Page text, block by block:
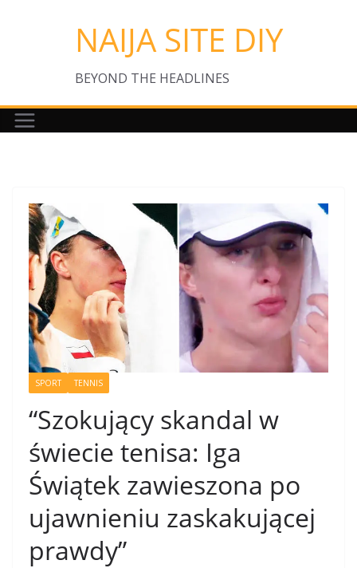
NAIJA SITE DIY
BEYOND THE HEADLINES
SPORT TENNIS
“Szokujący skandal w
świecie tenisa: Iga
Świątek zawieszona po
ujawnieniu zaskakującej
prawdy”